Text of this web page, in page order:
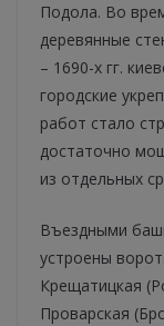
Подола. Во
деревянные
– 1690-х гг.
городские
работ стало
достаточно
из отдельных
Въездными
устроены
Крещатицкая
Проварская